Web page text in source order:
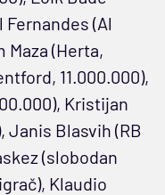
(Al
Maza (Herta,
11.000.000),
Kristijan
Janis Blasvih (RB
(slobodan
Klaudio